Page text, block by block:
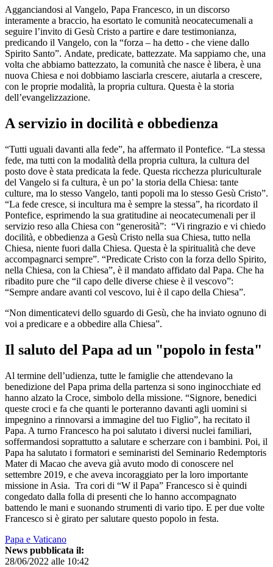
Agganciandosi al Vangelo, Papa Francesco, in un discorso
interamente a braccio, ha esortato le comunità neocatecumenali a
seguire l’invito di Gesù Cristo a partire e dare testimonianza,
predicando il Vangelo, con la “forza – ha detto - che viene dallo
Spirito Santo”. Andate, predicate, battezzate. Ma sappiamo che, una
volta che abbiamo battezzato, la comunità che nasce è libera, è una
nuova Chiesa e noi dobbiamo lasciarla crescere, aiutarla a crescere,
con le proprie modalità, la propria cultura. Questa è la storia
dell’evangelizzazione.
A servizio in docilità e obbedienza
“Tutti uguali davanti alla fede”, ha affermato il Pontefice. “La stessa
fede, ma tutti con la modalità della propria cultura, la cultura del
posto dove è stata predicata la fede. Questa ricchezza pluriculturale
del Vangelo si fa cultura, è un po’ la storia della Chiesa: tante
culture, ma lo stesso Vangelo, tanti popoli ma lo stesso Gesù Cristo”.
“La fede cresce, si incultura ma è sempre la stessa”, ha ricordato il
Pontefice, esprimendo la sua gratitudine ai neocatecumenali per il
servizio reso alla Chiesa con “generosità”: “Vi ringrazio e vi chiedo
docilità, e obbedienza a Gesù Cristo nella sua Chiesa, tutto nella
Chiesa, niente fuori dalla Chiesa. Questa è la spiritualità che deve
accompagnarci sempre”. “Predicate Cristo con la forza dello Spirito,
nella Chiesa, con la Chiesa”, è il mandato affidato dal Papa. Che ha
ribadito pure che “il capo delle diverse chiese è il vescovo”:
“Sempre andare avanti col vescovo, lui è il capo della Chiesa”.
“Non dimenticatevi dello sguardo di Gesù, che ha inviato ognuno di
voi a predicare e a obbedire alla Chiesa”.
Il saluto del Papa ad un "popolo in festa"
Al termine dell’udienza, tutte le famiglie che attendevano la
benedizione del Papa prima della partenza si sono inginocchiate ed
hanno alzato la Croce, simbolo della missione. “Signore, benedici
queste croci e fa che quanti le porteranno davanti agli uomini si
impegnino a rinnovarsi a immagine del tuo Figlio”, ha recitato il
Papa. A turno Francesco ha poi salutato i diversi nuclei familiari,
soffermandosi soprattutto a salutare e scherzare con i bambini. Poi, il
Papa ha salutato i formatori e seminaristi del Seminario Redemptoris
Mater di Macao che aveva già avuto modo di conoscere nel
settembre 2019, e che aveva incoraggiato per la loro importante
missione in Asia. Tra cori di “W il Papa” Francesco si è quindi
congedato dalla folla di presenti che lo hanno accompagnato
battendo le mani e suonando strumenti di vario tipo. E per due volte
Francesco si è girato per salutare questo popolo in festa.
Papa e Vaticano
News pubblicata il:
28/06/2022 alle 10:42